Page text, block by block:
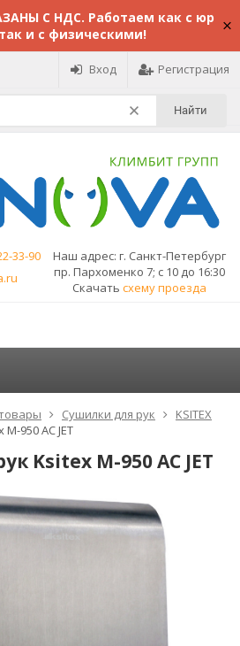
С НДС. Работаем как с юр
и с физическими!
Вход Регистрация
Найти
33-90
Наш адрес: г. Санкт-Петербург
пр. Пархоменко 7; с 10 до 16:30
Скачать схему проезда
Сушилки для рук
KSITEX
950 AC JET
Ksitex M-950 AC JET